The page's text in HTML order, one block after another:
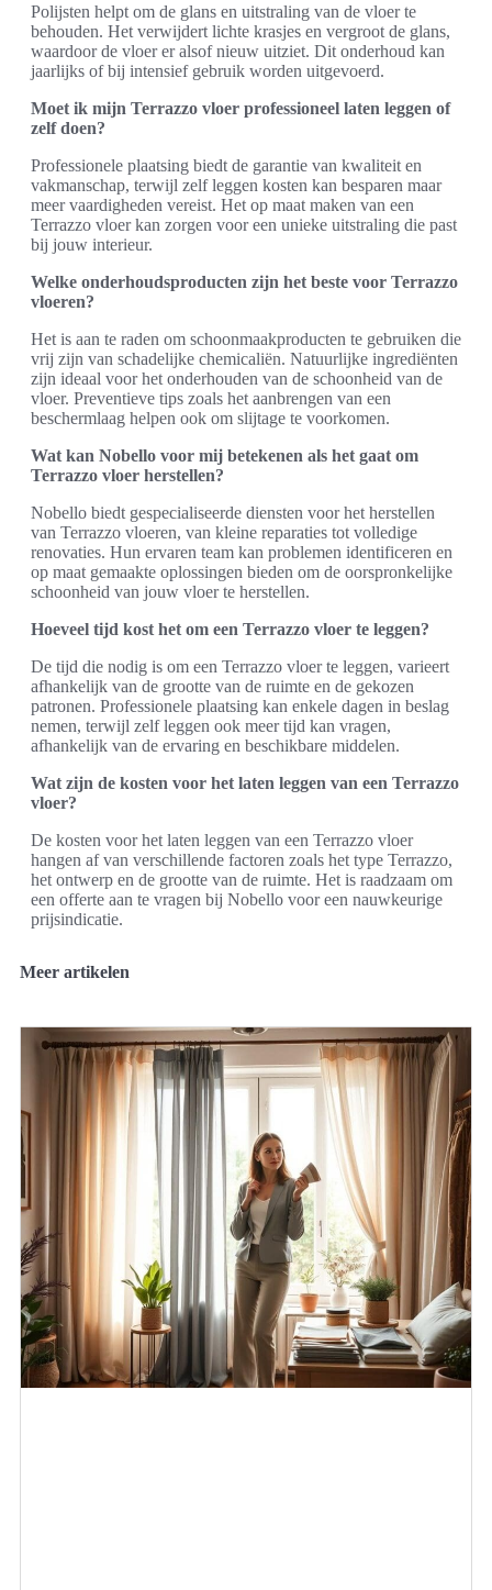
Polijsten helpt om de glans en uitstraling van de vloer te
behouden. Het verwijdert lichte krasjes en vergroot de glans,
waardoor de vloer er alsof nieuw uitziet. Dit onderhoud kan
jaarlijks of bij intensief gebruik worden uitgevoerd.
Moet ik mijn Terrazzo vloer professioneel laten leggen of
zelf doen?
Professionele plaatsing biedt de garantie van kwaliteit en
vakmanschap, terwijl zelf leggen kosten kan besparen maar
meer vaardigheden vereist. Het op maat maken van een
Terrazzo vloer kan zorgen voor een unieke uitstraling die past
bij jouw interieur.
Welke onderhoudsproducten zijn het beste voor Terrazzo
vloeren?
Het is aan te raden om schoonmaakproducten te gebruiken die
vrij zijn van schadelijke chemicaliën. Natuurlijke ingrediënten
zijn ideaal voor het onderhouden van de schoonheid van de
vloer. Preventieve tips zoals het aanbrengen van een
beschermlaag helpen ook om slijtage te voorkomen.
Wat kan Nobello voor mij betekenen als het gaat om
Terrazzo vloer herstellen?
Nobello biedt gespecialiseerde diensten voor het herstellen
van Terrazzo vloeren, van kleine reparaties tot volledige
renovaties. Hun ervaren team kan problemen identificeren en
op maat gemaakte oplossingen bieden om de oorspronkelijke
schoonheid van jouw vloer te herstellen.
Hoeveel tijd kost het om een Terrazzo vloer te leggen?
De tijd die nodig is om een Terrazzo vloer te leggen, varieert
afhankelijk van de grootte van de ruimte en de gekozen
patronen. Professionele plaatsing kan enkele dagen in beslag
nemen, terwijl zelf leggen ook meer tijd kan vragen,
afhankelijk van de ervaring en beschikbare middelen.
Wat zijn de kosten voor het laten leggen van een Terrazzo
vloer?
De kosten voor het laten leggen van een Terrazzo vloer
hangen af van verschillende factoren zoals het type Terrazzo,
het ontwerp en de grootte van de ruimte. Het is raadzaam om
een offerte aan te vragen bij Nobello voor een nauwkeurige
prijsindicatie.
Meer artikelen